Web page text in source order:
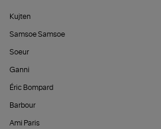
Kujten
Samsoe Samsoe
Soeur
Ganni
Éric Bompard
Barbour
Ami Paris